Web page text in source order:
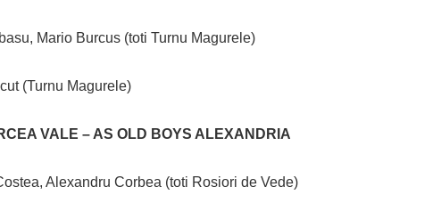
Mario Burcus (toti Turnu Magurele)
(Turnu Magurele)
VALE – AS OLD BOYS ALEXANDRIA
Alexandru Corbea (toti Rosiori de Vede)